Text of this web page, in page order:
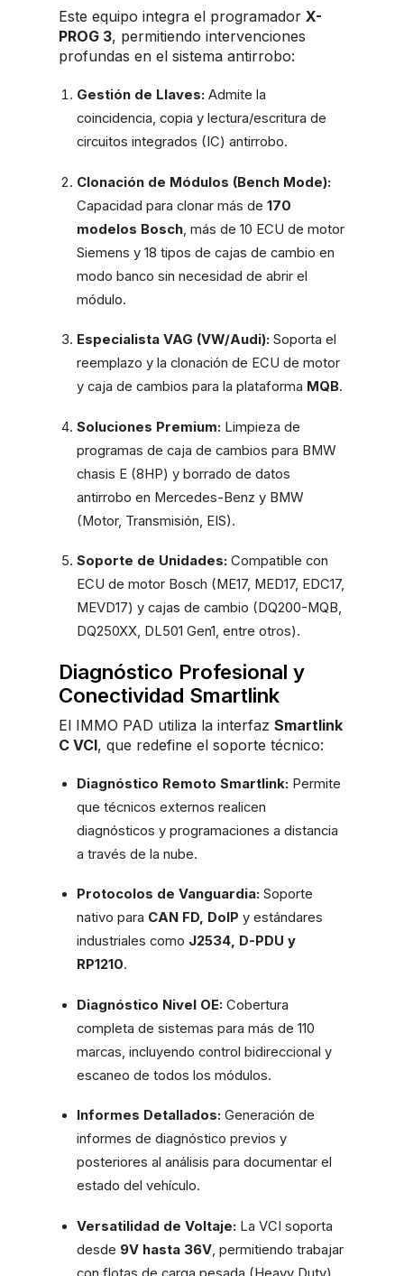
Este equipo integra el programador X-
PROG 3, permitiendo intervenciones
profundas en el sistema antirrobo:
Gestión de Llaves: Admite la
coincidencia, copia y lectura/escritura de
circuitos integrados (IC) antirrobo.
Clonación de Módulos (Bench Mode):
Capacidad para clonar más de 170
modelos Bosch, más de 10 ECU de motor
Siemens y 18 tipos de cajas de cambio en
modo banco sin necesidad de abrir el
módulo.
Especialista VAG (VW/Audi): Soporta el
reemplazo y la clonación de ECU de motor
y caja de cambios para la plataforma MQB.
Soluciones Premium: Limpieza de
programas de caja de cambios para BMW
chasis E (8HP) y borrado de datos
antirrobo en Mercedes-Benz y BMW
(Motor, Transmisión, EIS).
Soporte de Unidades: Compatible con
ECU de motor Bosch (ME17, MED17, EDC17,
MEVD17) y cajas de cambio (DQ200-MQB,
DQ250XX, DL501 Gen1, entre otros).
Diagnóstico Profesional y
Conectividad Smartlink
El IMMO PAD utiliza la interfaz Smartlink
C VCI, que redefine el soporte técnico:
Diagnóstico Remoto Smartlink: Permite
que técnicos externos realicen
diagnósticos y programaciones a distancia
a través de la nube.
Protocolos de Vanguardia: Soporte
nativo para CAN FD, DoIP y estándares
industriales como J2534, D-PDU y
RP1210.
Diagnóstico Nivel OE: Cobertura
completa de sistemas para más de 110
marcas, incluyendo control bidireccional y
escaneo de todos los módulos.
Informes Detallados: Generación de
informes de diagnóstico previos y
posteriores al análisis para documentar el
estado del vehículo.
Versatilidad de Voltaje: La VCI soporta
desde 9V hasta 36V, permitiendo trabajar